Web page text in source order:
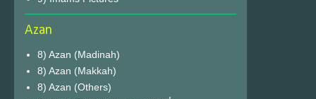
Azan
8) Azan (Madinah)
8) Azan (Makkah)
8) Azan (Others)